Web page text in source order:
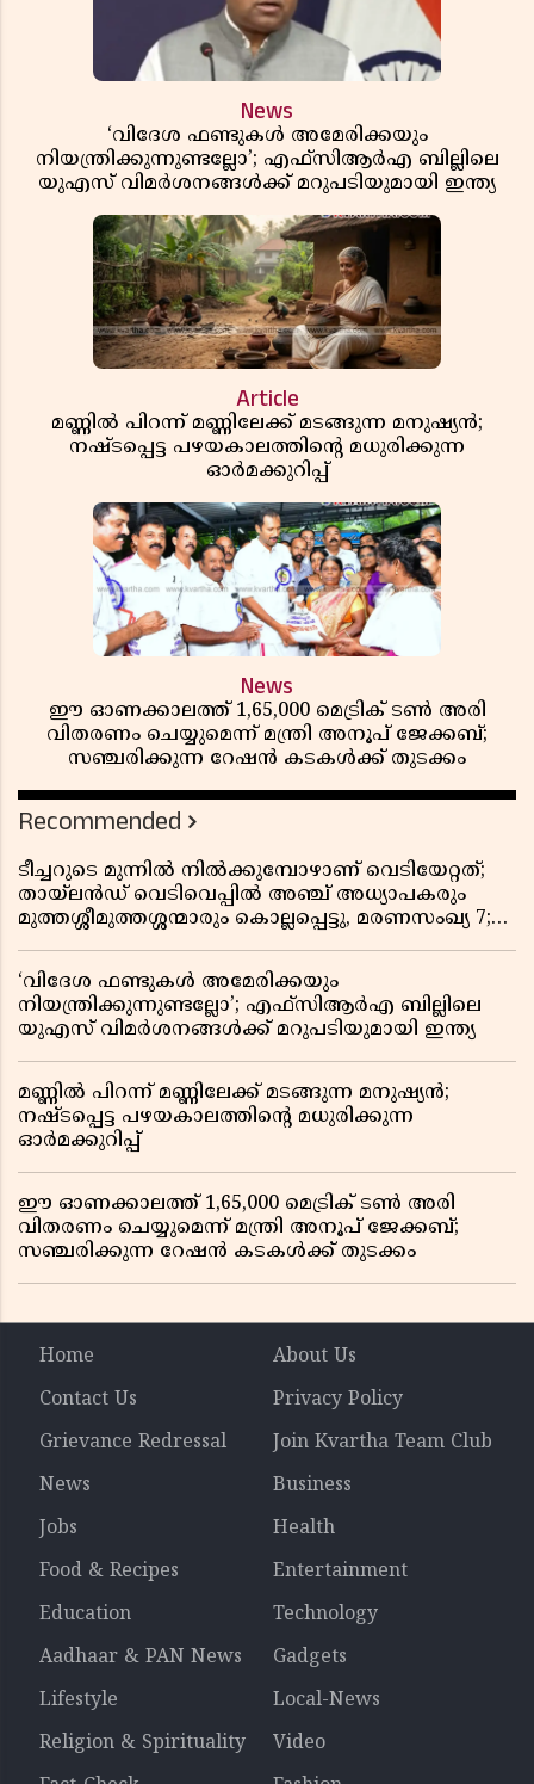
News
‘വിദേശ ഫണ്ടുകൾ അമേരിക്കയും
നിയന്ത്രിക്കുന്നുണ്ടല്ലോ’; എഫ്സിആർഎ ബില്ലിലെ
യുഎസ് വിമർശനങ്ങൾക്ക് മറുപടിയുമായി ഇന്ത്യ
Article
മണ്ണിൽ പിറന്ന് മണ്ണിലേക്ക് മടങ്ങുന്ന മനുഷ്യൻ;
നഷ്ടപ്പെട്ട പഴയകാലത്തിൻ്റെ മധുരിക്കുന്ന
ഓർമക്കുറിപ്പ്
News
ഈ ഓണക്കാലത്ത് 1,65,000 മെട്രിക് ടൺ അരി
വിതരണം ചെയ്യുമെന്ന് മന്ത്രി അനൂപ് ജേക്കബ്;
സഞ്ചരിക്കുന്ന റേഷൻ കടകൾക്ക് തുടക്കം
Recommended
ടീച്ചറുടെ മുന്നിൽ നിൽക്കുമ്പോഴാണ് വെടിയേറ്റത്;
തായ്‌ലൻഡ് വെടിവെപ്പിൽ അഞ്ച് അധ്യാപകരും
മുത്തശ്ശീമുത്തശ്ശന്മാരും കൊല്ലപ്പെട്ടു, മരണസംഖ്യ 7;
‘വിദേശ ഫണ്ടുകൾ അമേരിക്കയും
നിയന്ത്രിക്കുന്നുണ്ടല്ലോ’; എഫ്സിആർഎ ബില്ലിലെ
യുഎസ് വിമർശനങ്ങൾക്ക് മറുപടിയുമായി ഇന്ത്യ
മണ്ണിൽ പിറന്ന് മണ്ണിലേക്ക് മടങ്ങുന്ന മനുഷ്യൻ;
നഷ്ടപ്പെട്ട പഴയകാലത്തിൻ്റെ മധുരിക്കുന്ന
ഓർമക്കുറിപ്പ്
ഈ ഓണക്കാലത്ത് 1,65,000 മെട്രിക് ടൺ അരി
വിതരണം ചെയ്യുമെന്ന് മന്ത്രി അനൂപ് ജേക്കബ്;
സഞ്ചരിക്കുന്ന റേഷൻ കടകൾക്ക് തുടക്കം
Home
About Us
Contact Us
Privacy Policy
Grievance Redressal
Join Kvartha Team Club
News
Business
Jobs
Health
Food & Recipes
Entertainment
Education
Technology
Aadhaar & PAN News
Gadgets
Lifestyle
Local-News
Religion & Spirituality
Video